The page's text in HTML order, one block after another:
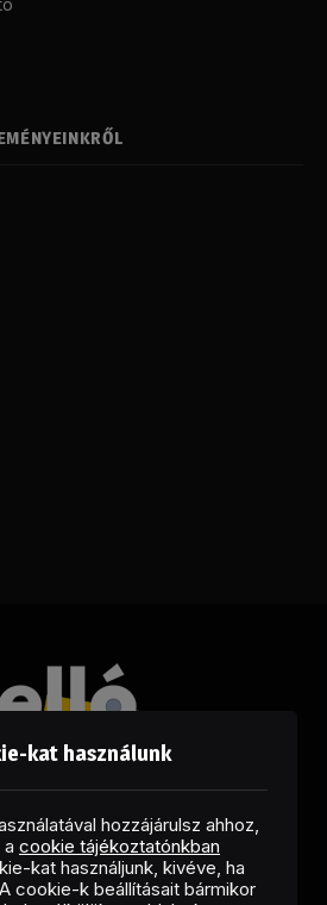
kat használunk
hozzájárulsz ahhoz,
cookie tájékoztatónkban
kat használjunk, kivéve, ha
cookie-k beállításait bármikor